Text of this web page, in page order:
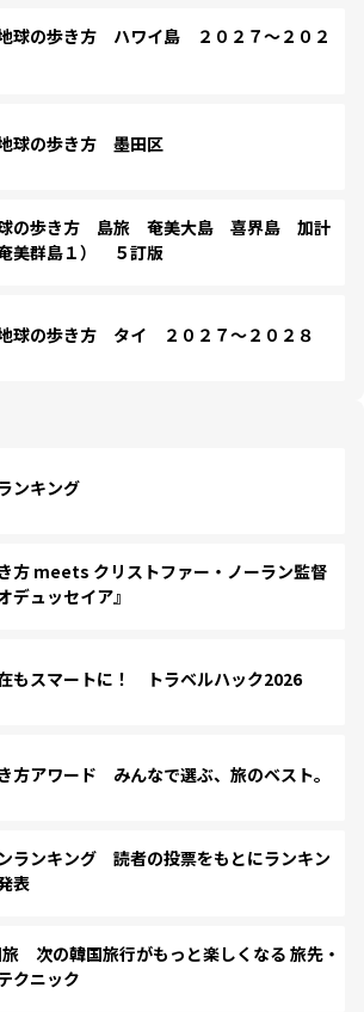
球の歩き方 ハワイ島 ２０２７～２０２
球の歩き方 墨田区
の歩き方 島旅 奄美大島 喜界島 加計
美群島１） ５訂版
球の歩き方 タイ ２０２７～２０２８
ンキング
方 meets クリストファー・ノーラン監督
デュッセイア』
もスマートに！ トラベルハック2026
方アワード みんなで選ぶ、旅のベスト。
ランキング 読者の投票をもとにランキン
表
次の韓国旅行がもっと楽しくなる 旅先・
クニック